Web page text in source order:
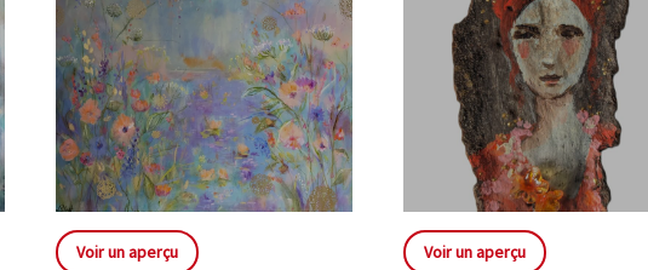
Voir un aperçu Voir un aperçu